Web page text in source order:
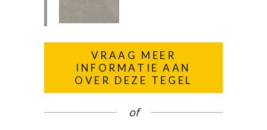
VRAAG MEER
INFORMATIE AAN
OVER DEZE TEGEL
of